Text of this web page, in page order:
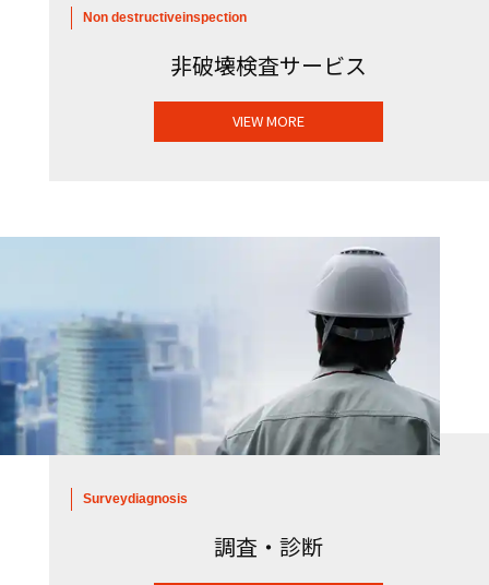
Non destructiveinspection
非破壊検査サービス
VIEW MORE
Surveydiagnosis
調査・診断